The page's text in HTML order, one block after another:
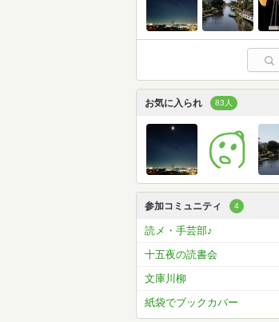
お気に入られ 83人
参加コミュニティ 4
読メ・手芸部♪
十五夜の読書会
文庫川柳
紙袋でブックカバー